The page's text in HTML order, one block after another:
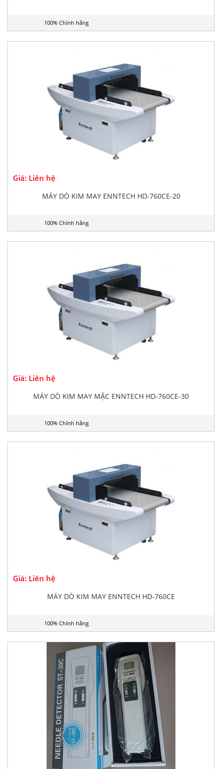
100% Chính hãng
Giá: Liên hệ
MÁY DÒ KIM MAY ENNTECH HD-760CE-20
100% Chính hãng
Giá: Liên hệ
MÁY DÒ KIM MAY MẶC ENNTECH HD-760CE-30
100% Chính hãng
Giá: Liên hệ
MÁY DÒ KIM MAY ENNTECH HD-760CE
100% Chính hãng